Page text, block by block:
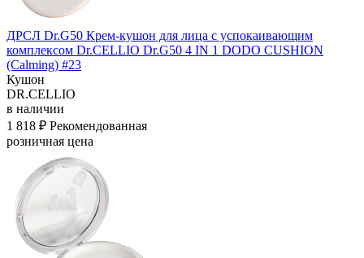
ДРСЛ Dr.G50 Крем-кушон для лица с успокаивающим
комплексом Dr.CELLIO Dr.G50 4 IN 1 DODO CUSHION
(Calming) #23
Кушон
DR.CELLIO
в наличии
1 818 ₽ Рекомендованная
розничная цена